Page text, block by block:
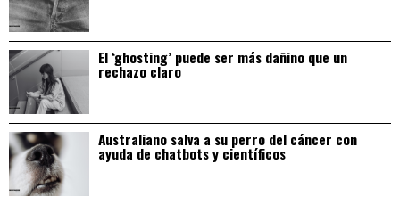
El ‘ghosting’ puede ser más dañino que un
rechazo claro
Australiano salva a su perro del cáncer con
ayuda de chatbots y científicos